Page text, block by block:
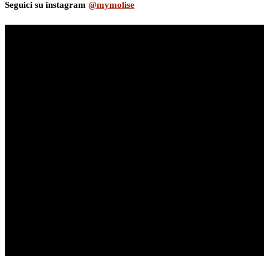
Seguici su instagram @mymolise